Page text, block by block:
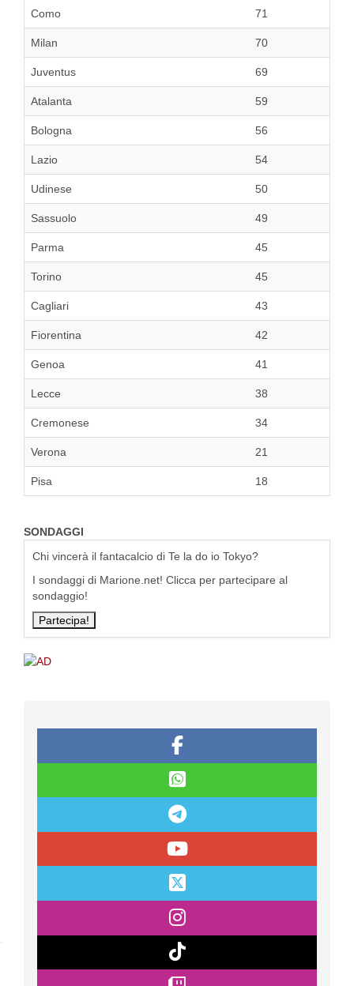
Como 71
Milan 70
Juventus 69
Atalanta 59
Bologna 56
Lazio 54
Udinese 50
Sassuolo 49
Parma 45
Torino 45
Cagliari 43
Fiorentina 42
Genoa 41
Lecce 38
Cremonese 34
Verona 21
Pisa 18
SONDAGGI
Chi vincerà il fantacalcio di Te la do io Tokyo?
I sondaggi di Marione.net! Clicca per partecipare al
sondaggio!